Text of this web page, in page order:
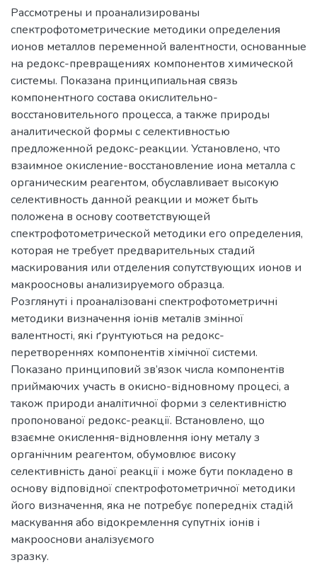
Рассмотрены и проанализированы
спектрофотометрические методики определения
ионов металлов переменной валентности, основанные
на редокс-превращениях компонентов химической
системы. Показана принципиальная связь
компонентного состава окислительно-
восстановительного процесса, а также природы
аналитической формы с селективностью
предложенной редокс-реакции. Установлено, что
взаимное окисление-восстановление иона металла с
органическим реагентом, обуславливает высокую
селективность данной реакции и может быть
положена в основу соответствующей
спектрофотометрической методики его определения,
которая не требует предварительных стадий
маскирования или отделения сопутствующих ионов и
макроосновы анализируемого образца.
Розглянуті і проаналізовані спектрофотометричні
методики визначення іонів металів змінної
валентності, які ґрунтуються на редокс-
перетвореннях компонентів хімічної системи.
Показано принциповий зв’язок числа компонентів
приймаючих участь в окисно-відновному процесі, а
також природи аналітичної форми з селективністю
пропонованої редокс-реакції. Встановлено, що
взаємне окислення-відновлення іону металу з
органічним реагентом, обумовлює високу
селективність даної реакції і може бути покладено в
основу відповідної спектрофотометричної методики
його визначення, яка не потребує попередніх стадій
маскування або відокремлення супутніх іонів і
макрооснови аналізуємого
зразку.